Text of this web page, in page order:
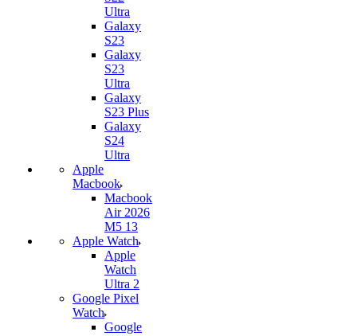
Ultra
Galaxy
S23
Galaxy
S23
Ultra
Galaxy
S23 Plus
Galaxy
S24
Ultra
Apple
Macbook
Macbook
Air 2026
M5 13
Apple Watch
Apple
Watch
Ultra 2
Google Pixel
Watch
Google